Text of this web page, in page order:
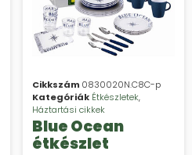
Cikkszám 0830020N.C8C-p
Kategóriák Étkészletek,
Háztartási cikkek
Blue Ocean
étkészlet